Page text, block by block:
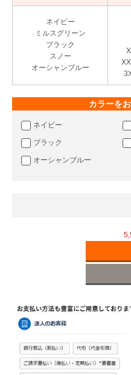
ネイビー
ミルスグリーン
ブラック
スノー
オーシャンブルー
カラーを
ネイビー
ブラック
オーシャンブルー